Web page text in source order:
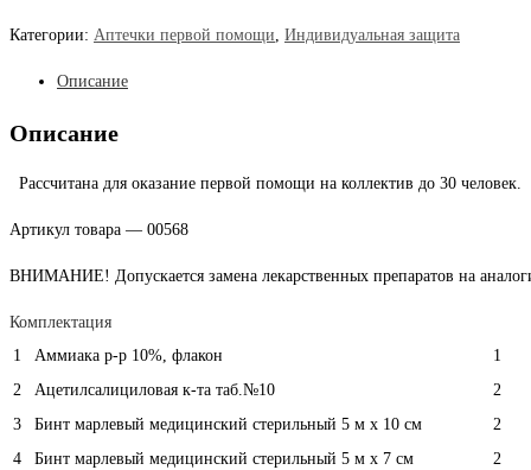
Категории: Аптечки первой помощи, Индивидуальная защита
Описание
Описание
Рассчитана для оказание первой помощи на коллектив до 30 человек.
Артикул товара — 00568
ВНИМАНИЕ! Допускается замена лекарственных препаратов на
Комплектация
1
Аммиака р-р 10%, флакон
1
2
Ацетилсалициловая к-та таб.№10
2
3
Бинт марлевый медицинский стерильный 5 м х 10 см
2
4
Бинт марлевый медицинский стерильный 5 м х 7 см
2